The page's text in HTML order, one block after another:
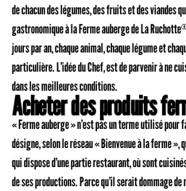
de chacun des légumes, des fruits et des viandes
gastronomique à la Ferme auberge de La Ruchotte
jours par an, chaque animal, chaque légume et
particulière. L’idée du Chef, est de parvenir à ne
dans les meilleures conditions.
Acheter des produits
« Ferme auberge » n’est pas un terme utilisé
désigne, selon le réseau « Bienvenue à la ferme
qui dispose d’une partie restaurant, où sont
de ses productions. Parce qu’il serait dommage